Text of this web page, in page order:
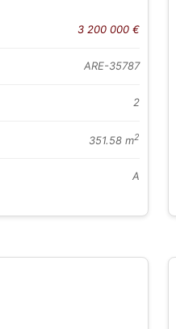
3 200 000 €
ARE-35787
2
351.58 m2
A